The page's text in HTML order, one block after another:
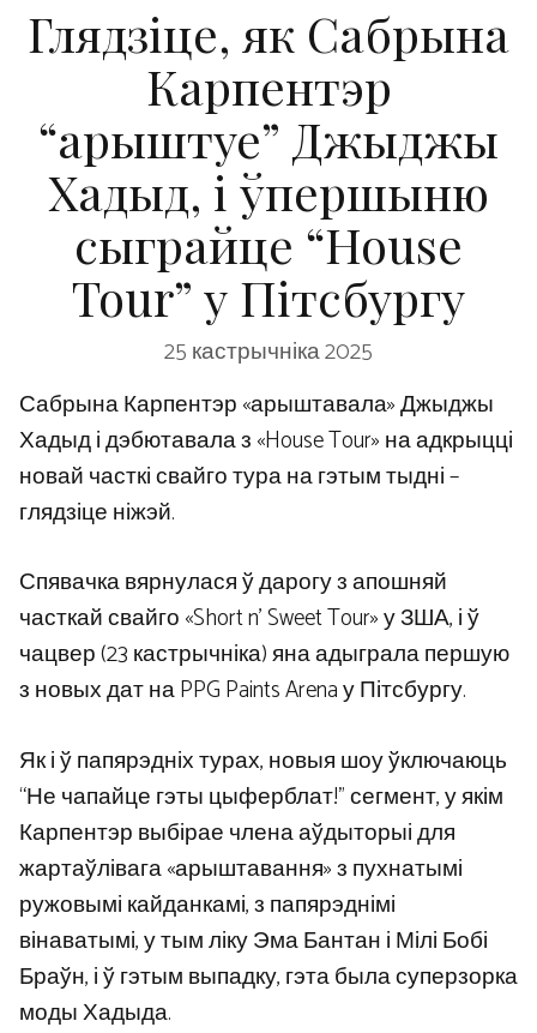
Глядзіце, як Сабрына
Карпентэр
“арыштуе” Джыджы
Хадыд, і ўпершыню
сыграйце “House
Tour” у Пітсбургу
25 кастрычніка 2025
Сабрына Карпентэр «арыштавала» Джыджы
Хадыд і дэбютавала з «House Tour» на адкрыцці
новай часткі свайго тура на гэтым тыдні –
глядзіце ніжэй.
Спявачка вярнулася ў дарогу з апошняй
часткай свайго «Short n’ Sweet Tour» у ЗША, і ў
чацвер (23 кастрычніка) яна адыграла першую
з новых дат на PPG Paints Arena у Пітсбургу.
Як і ў папярэдніх турах, новыя шоу ўключаюць
“Не чапайце гэты цыферблат!” сегмент, у якім
Карпентэр выбірае члена аўдыторыі для
жартаўлівага «арыштавання» з пухнатымі
ружовымі кайданкамі, з папярэднімі
вінаватымі, у тым ліку Эма Бантан і Мілі Бобі
Браўн, і ў гэтым выпадку, гэта была суперзорка
моды Хадыда.